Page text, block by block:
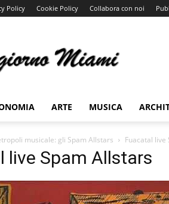
Policy Cookie Policy Collabora con noi
Miami
ARTE MUSICA
musicale: gli Spam Allstars Fuacatal live
live Spam Allstars